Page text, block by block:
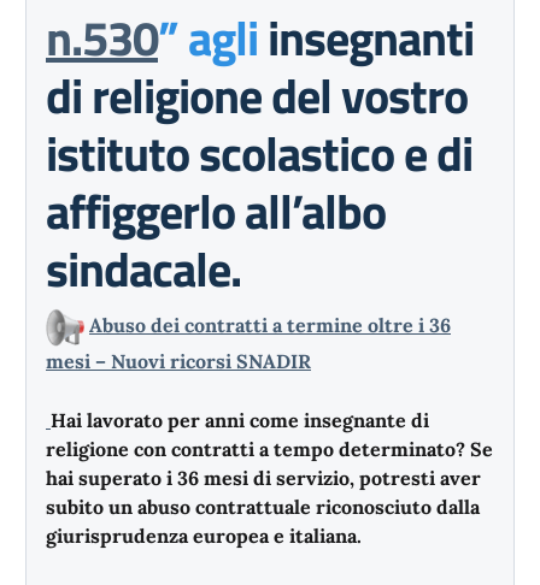
n.530” agliinsegnanti
di religione del vostro
istituto scolastico e di
affiggerlo all’albo
sindacale.
Abuso dei contratti a termine oltre i 36
mesi – Nuovi ricorsi SNADIR
Hai lavorato per anni come insegnante di
religione con contratti a tempo determinato? Se
hai superato i 36 mesi di servizio, potresti aver
subito un abuso contrattuale riconosciuto dalla
giurisprudenza europea e italiana.